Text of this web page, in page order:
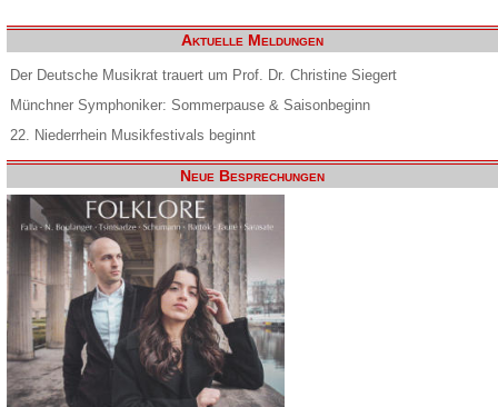
Aktuelle Meldungen
Der Deutsche Musikrat trauert um Prof. Dr. Christine Siegert
Münchner Symphoniker: Sommerpause & Saisonbeginn
22. Niederrhein Musikfestivals beginnt
Neue Besprechungen